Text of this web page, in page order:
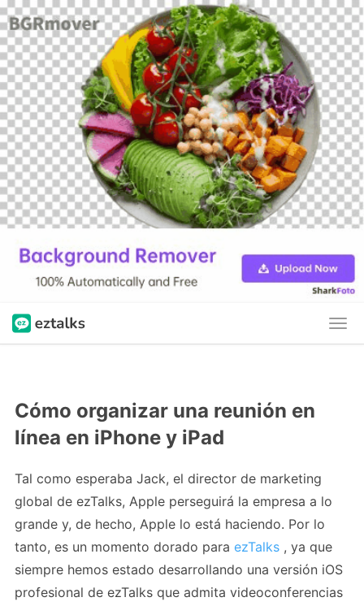
Cómo organizar una reunión en
línea en iPhone y iPad
Tal como esperaba Jack, el director de marketing
global de ezTalks, Apple perseguirá la empresa a lo
grande y, de hecho, Apple lo está haciendo. Por lo
tanto, es un momento dorado para ezTalks , ya que
siempre hemos estado desarrollando una versión iOS
profesional de ezTalks que admita videoconferencias